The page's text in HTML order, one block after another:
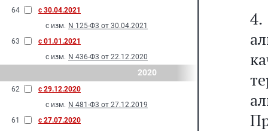
64
с 30.04.2021
с изм. N 125-Ф3 от 30.04.2021
63
с 01.01.2021
с изм. N 436-Ф3 от 22.12.2020
2020
62
с 29.12.2020
с изм. N 481-Ф3 от 27.12.2019
61
с 27.07.2020